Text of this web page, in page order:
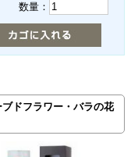
数量：
ブドフラワー・バラの花